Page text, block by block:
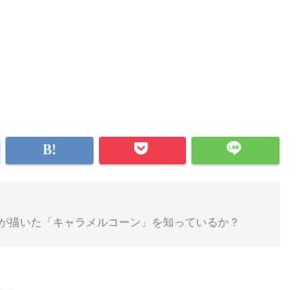
描いた「キャラメルコーン」を知っているか？